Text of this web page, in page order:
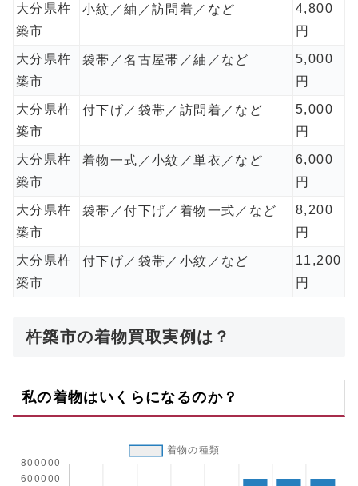
大分県杵
築市
小紋／紬／訪問着／など
4,800
円
大分県杵
築市
袋帯／名古屋帯／紬／など
5,000
円
大分県杵
築市
付下げ／袋帯／訪問着／など
5,000
円
大分県杵
築市
着物一式／小紋／単衣／など
6,000
円
大分県杵
築市
袋帯／付下げ／着物一式／など
8,200
円
大分県杵
築市
付下げ／袋帯／小紋／など
11,200
円
杵築市の着物買取実例は？
私の着物はいくらになるのか？